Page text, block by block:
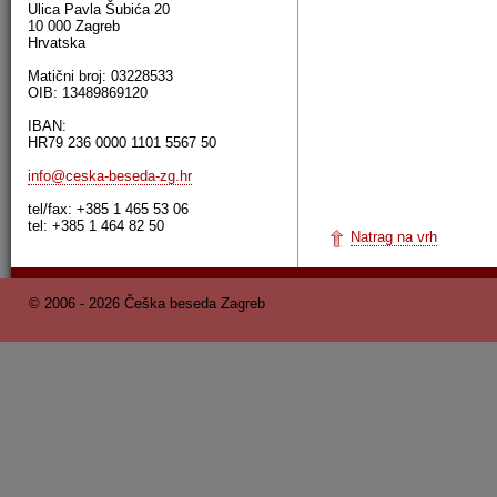
Ulica Pavla Šubića 20
10 000 Zagreb
Hrvatska
Matični broj: 03228533
OIB: 13489869120
IBAN:
HR79 236 0000 1101 5567 50
info@ceska-beseda-zg.hr
tel/fax: +385 1 465 53 06
tel: +385 1 464 82 50
Natrag na vrh
© 2006 - 2026 Češka beseda Zagreb